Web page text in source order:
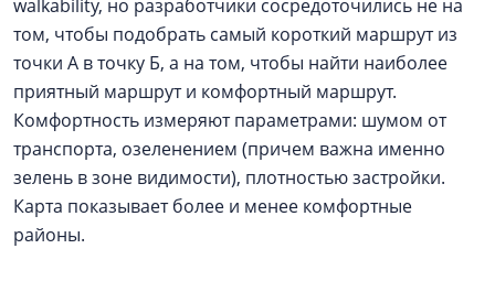
walkability, но разработчики сосредоточились не на
том, чтобы подобрать самый короткий маршрут из
точки А в точку Б, а на том, чтобы найти наиболее
приятный маршрут и комфортный маршрут.
Комфортность измеряют параметрами: шумом от
транспорта, озеленением (причем важна именно
зелень в зоне видимости), плотностью застройки.
Карта показывает более и менее комфортные
районы.